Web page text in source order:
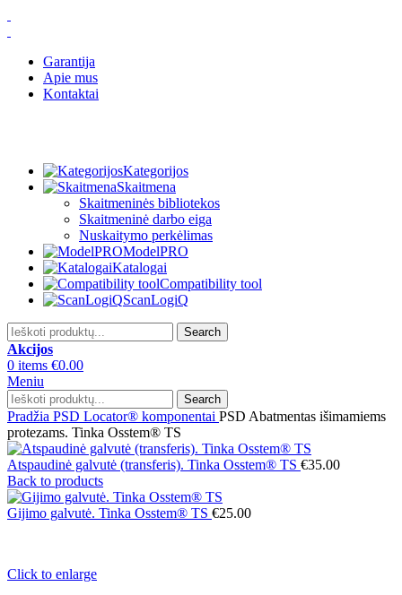
Garantija
Apie mus
Kontaktai
Kategorijos
Skaitmena
Skaitmeninės bibliotekos
Skaitmeninė darbo eiga
Nuskaitymo perkėlimas
ModelPRO
Katalogai
Compatibility tool
ScanLogiQ
Search
Akcijos
0 items €0.00
Meniu
Search
Pradžia PSD Locator® komponentai PSD Abatmentas išimamiems
protezams. Tinka Osstem® TS
Atspaudinė galvutė (transferis). Tinka Osstem® TS €35.00
Back to products
Gijimo galvutė. Tinka Osstem® TS €25.00
Click to enlarge